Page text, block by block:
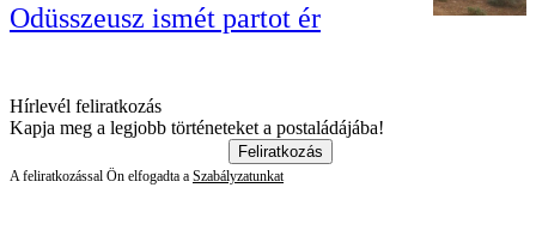
Odüsszeusz ismét partot ér
Hírlevél feliratkozás
Kapja meg a legjobb történeteket a postaládájába!
Feliratkozás
A feliratkozással Ön elfogadta a Szabályzatunkat